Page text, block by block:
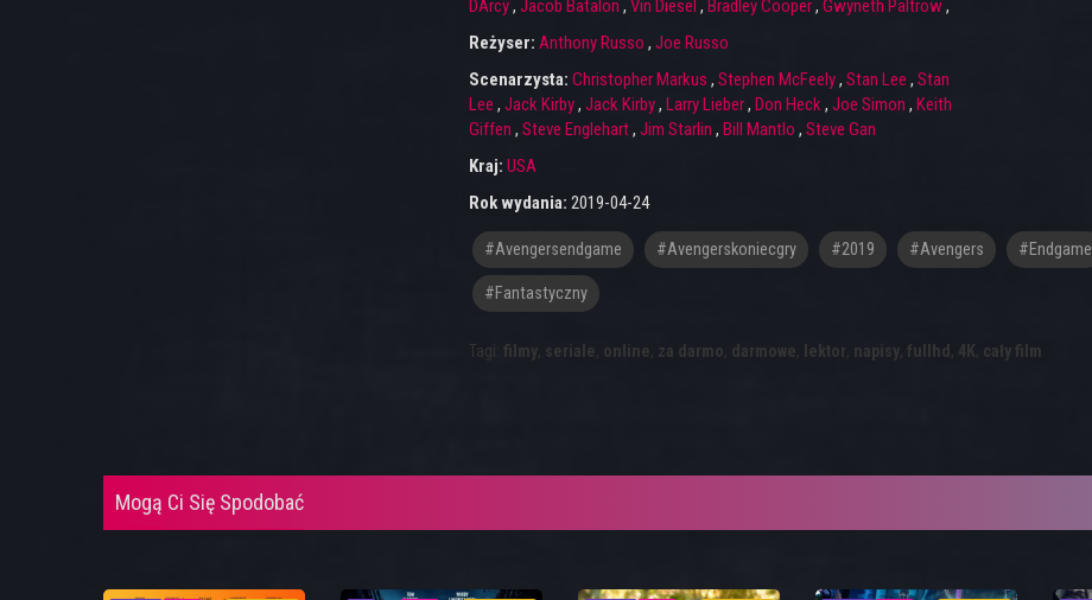
DArcy, Jacob Batalon , Vin Diesel , Bradley Cooper, Gwyneth Paltrow,
Reżyser: Anthony Russo , Joe Russo
Scenarzysta: Christopher Markus , Stephen McFeely, Stan Lee , Stan
Lee , Jack Kirby, Jack Kirby, Larry Lieber, Don Heck, Joe Simon , Keith
Giffen , Steve Englehart, Jim Starlin , Bill Mantlo , Steve Gan
Kraj: USA
Rok wydania: 2019-04-24
#avengersendgame #avengerskoniecgry #2019 #Avengers #Endgame
#fantastyczny
Tagi: filmy, seriale, online, za darmo, darmowe, lektor, napisy, fullhd , 4K, cały film
Mogą Ci Się Spodobać